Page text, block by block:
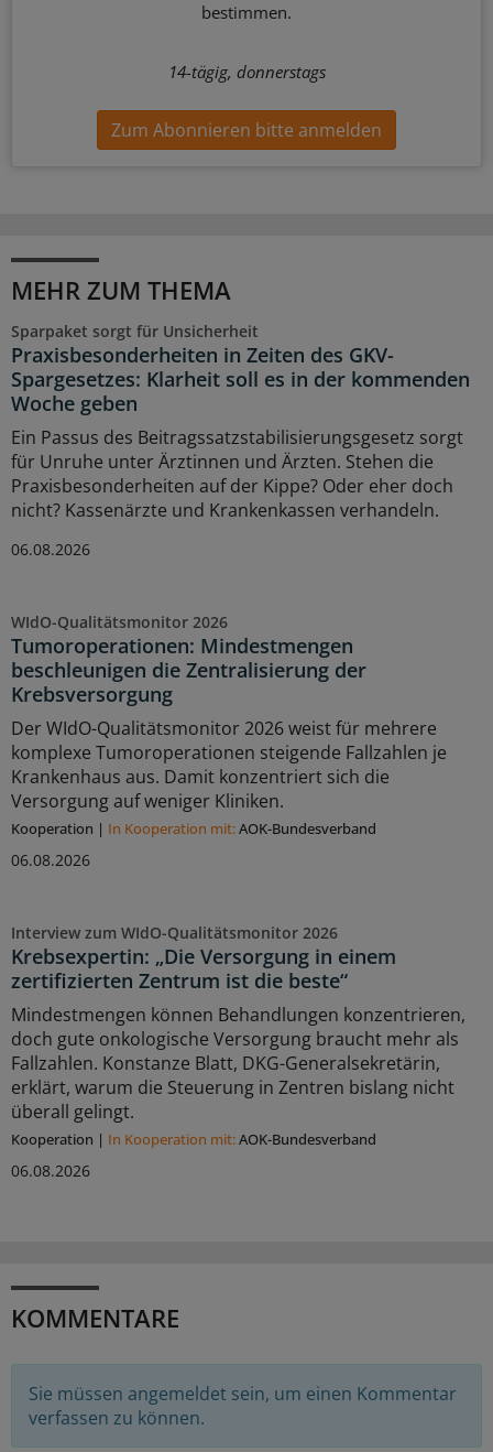
bestimmen.
14-tägig, donnerstags
Zum Abonnieren bitte anmelden
MEHR ZUM THEMA
Sparpaket sorgt für Unsicherheit
Praxisbesonderheiten in Zeiten des GKV-
Spargesetzes: Klarheit soll es in der kommenden
Woche geben
Ein Passus des Beitragssatzstabilisierungsgesetz sorgt
für Unruhe unter Ärztinnen und Ärzten. Stehen die
Praxisbesonderheiten auf der Kippe? Oder eher doch
nicht? Kassenärzte und Krankenkassen verhandeln.
06.08.2026
WIdO-Qualitätsmonitor 2026
Tumoroperationen: Mindestmengen
beschleunigen die Zentralisierung der
Krebsversorgung
Der WIdO-Qualitätsmonitor 2026 weist für mehrere
komplexe Tumoroperationen steigende Fallzahlen je
Krankenhaus aus. Damit konzentriert sich die
Versorgung auf weniger Kliniken.
Kooperation | In Kooperation mit:AOK-Bundesverband
06.08.2026
Interview zum WIdO-Qualitätsmonitor 2026
Krebsexpertin: „Die Versorgung in einem
zertifizierten Zentrum ist die beste“
Mindestmengen können Behandlungen konzentrieren,
doch gute onkologische Versorgung braucht mehr als
Fallzahlen. Konstanze Blatt, DKG-Generalsekretärin,
erklärt, warum die Steuerung in Zentren bislang nicht
überall gelingt.
Kooperation | In Kooperation mit:AOK-Bundesverband
06.08.2026
KOMMENTARE
Sie müssen angemeldet sein, um einen Kommentar
verfassen zu können.